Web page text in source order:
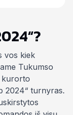
vos kiek
Tukumso
kurorto
2024“ turnyras.